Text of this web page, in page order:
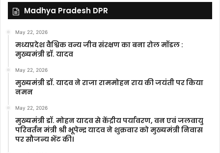
Madhya Pradesh DPR
May 22, 2026
मध्यप्रदेश वैश्विक वन्य जीव संरक्षण का बना रोल मॉडल :
मुख्यमंत्री डॉ. यादव
May 22, 2026
मुख्यमंत्री डॉ. यादव ने राजा राममोहन राय की जयंती पर किया
नमन
May 22, 2026
मुख्यमंत्री डॉ. मोहन यादव से केंद्रीय पर्यावरण, वन एवं जलवायु
परिवर्तन मंत्री श्री भूपेन्द्र यादव ने शुक्रवार को मुख्यमंत्री निवास
पर सौजन्य भेंट की।